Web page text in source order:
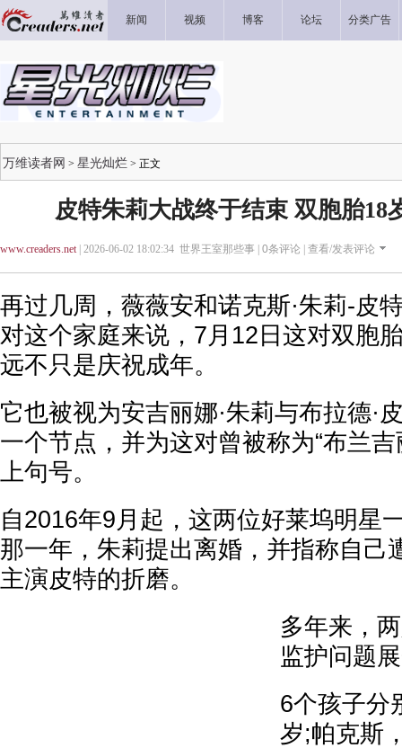
新闻 视频 博客 论坛 分类广告
万维读者网 > 星光灿烂 > 正文
皮特朱莉大战终于结束 双胞胎18
www.creaders.net| 2026-06-02 18:02:34 世界王室那些事 | 0条评论 | 查看/发表评论
再过几周，薇薇安和诺克斯·朱莉-皮
对这个家庭来说，7月12日这对双胞
远不只是庆祝成年。
它也被视为安吉丽娜·朱莉与布拉德·
一个节点，并为这对曾被称为“布兰
上句号。
自2016年9月起，这两位好莱坞明星
那一年，朱莉提出离婚，并指称自己
主演皮特的折磨。
多年来，
监护问题
6个孩子分
岁;帕克斯